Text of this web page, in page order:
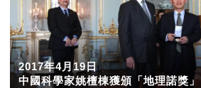
2017年4月19日
中國科學家姚檀棟獲頒「地理諾獎」